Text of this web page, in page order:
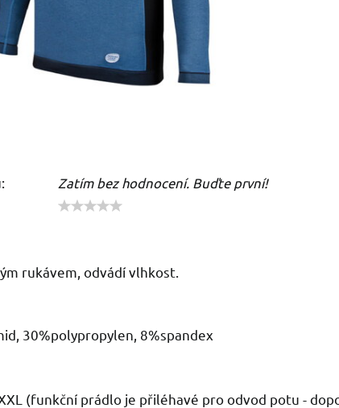
Zatím bez hodnocení. Buďte první!
rukávem, odvádí vlhkost.
30%polypropylen, 8%spandex
XXL (funkční prádlo je přiléhavé pro odvod potu -